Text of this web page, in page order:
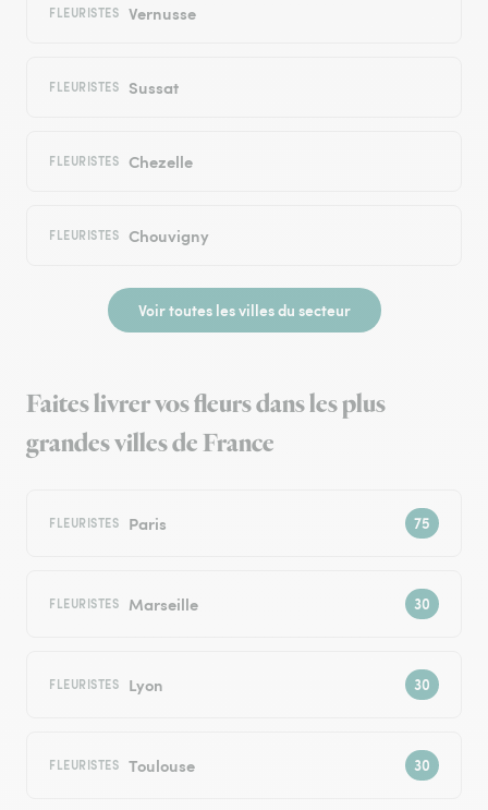
FLEURISTES Vernusse
FLEURISTES Sussat
FLEURISTES Chezelle
FLEURISTES Chouvigny
Voir toutes les villes du secteur
Faites livrer vos fleurs dans les plus
grandes villes de France
FLEURISTES Paris
FLEURISTES Marseille
FLEURISTES Lyon
FLEURISTES Toulouse